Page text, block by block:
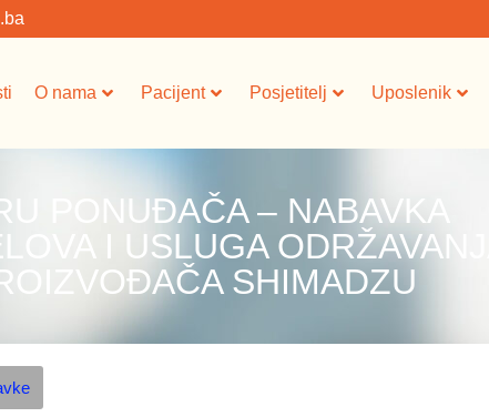
O nama Pacijent Posjetitelj Uposlenik
PONUĐAČA – NABAVKA
I USLUGA ODRŽAVANJA
SHIMADZU